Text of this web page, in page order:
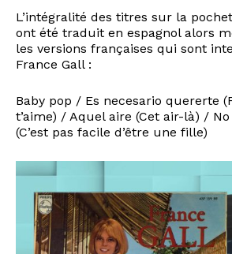
L’intégralité des titres sur la
ont été traduit en espagnol alors
les versions françaises qui sont
France Gall :
Baby pop / Es necesario quererte
t’aime) / Aquel aire (Cet air-là) /
(C’est pas facile d’être une fille)